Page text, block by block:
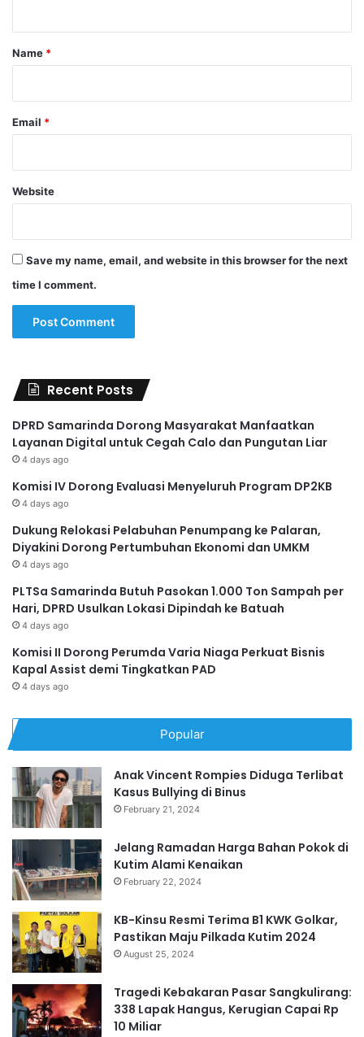
*
Name *
Email *
Website
Save my name, email, and website in this browser for the next
time I comment.
Recent Posts
DPRD Samarinda Dorong Masyarakat Manfaatkan
Layanan Digital untuk Cegah Calo dan Pungutan Liar
4 days ago
Komisi IV Dorong Evaluasi Menyeluruh Program DP2KB
4 days ago
Dukung Relokasi Pelabuhan Penumpang ke Palaran,
Diyakini Dorong Pertumbuhan Ekonomi dan UMKM
4 days ago
PLTSa Samarinda Butuh Pasokan 1.000 Ton Sampah per
Hari, DPRD Usulkan Lokasi Dipindah ke Batuah
4 days ago
Komisi II Dorong Perumda Varia Niaga Perkuat Bisnis
Kapal Assist demi Tingkatkan PAD
4 days ago
Popular
Anak Vincent Rompies Diduga Terlibat
Kasus Bullying di Binus
February 21, 2024
Jelang Ramadan Harga Bahan Pokok di
Kutim Alami Kenaikan
February 22, 2024
KB-Kinsu Resmi Terima B1 KWK Golkar,
Pastikan Maju Pilkada Kutim 2024
August 25, 2024
Tragedi Kebakaran Pasar Sangkulirang:
338 Lapak Hangus, Kerugian Capai Rp
10 Miliar